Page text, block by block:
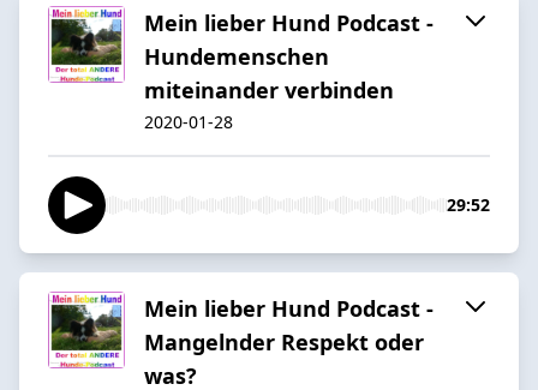
Mein lieber Hund Podcast -
Hundemenschen
miteinander verbinden
2020-01-28
29:52
Mein lieber Hund Podcast -
Mangelnder Respekt oder
was?